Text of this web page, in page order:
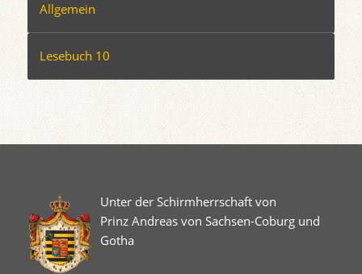
Allgemein
Lesebuch 10
Unter der Schirmherrschaft von
Prinz Andreas von Sachsen-Coburg und
Gotha